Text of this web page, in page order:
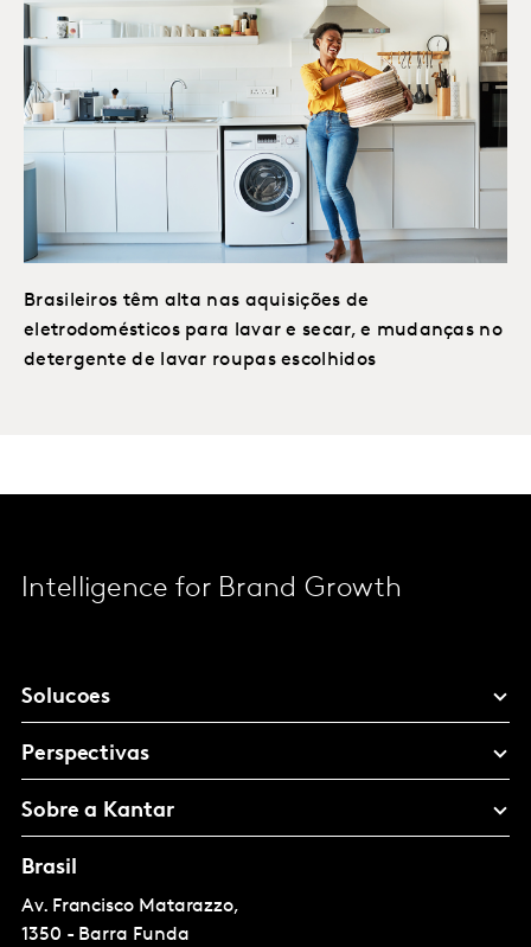
Brasileiros têm alta nas aquisições de
eletrodomésticos para lavar e secar, e mudanças no
detergente de lavar roupas escolhidos
Intelligence for Brand Growth
Solucoes
Perspectivas
Sobre a Kantar
Brasil
Av. Francisco Matarazzo,
1350 - Barra Funda